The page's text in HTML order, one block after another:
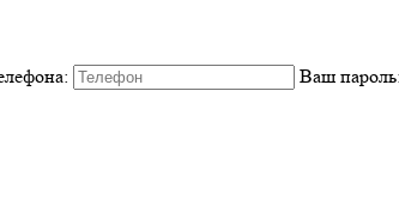
Ваш пароль: